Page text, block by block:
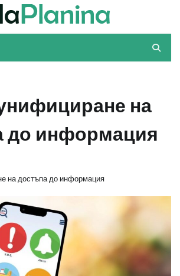
на
до информация
на достъпа до информация